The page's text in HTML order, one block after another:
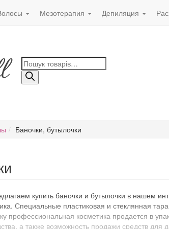
Мезотерапия Депиляция
Поиск
товаров
Баночки, бутылочки
купить баночки и бутылочки в нашем
Специальные пластиковая и стеклянная
профессиональная косметика продается в
а также возможность продажи средств